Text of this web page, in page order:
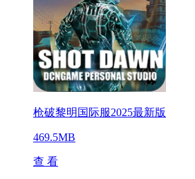
枪破黎明国际服2025最新版
469.5MB
查 看